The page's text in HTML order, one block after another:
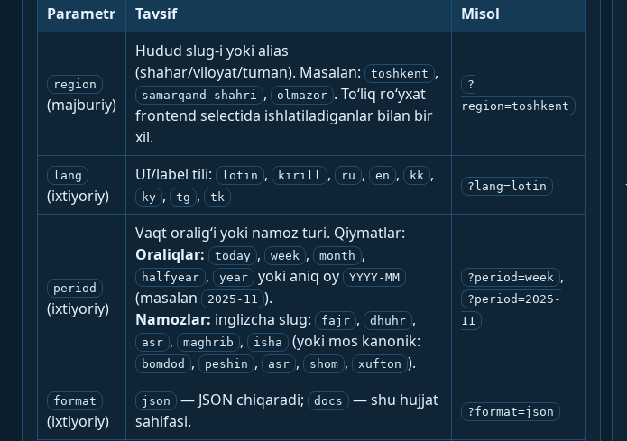
Parametr Tavsif Misol
region
(majburiy)
Hudud slug-i yoki alias
(shahar/viloyat/tuman). Masalan:
toshkent ,
samarqand-shahri , olmazor . To‘liq ro‘yxat
frontend selectida ishlatiladiganlar bilan bir
xil.
?
region=toshkent
lang
(ixtiyoriy)
UI/label tili: lotin , kirill , ru , en , kk ,
ky , tg , tk
?lang=lotin
period
(ixtiyoriy)
Vaqt oralig‘i yoki namoz turi. Qiymatlar:
Oraliqlar:
today , week , month ,
halfyear , year yoki aniq oy YYYY-MM
(masalan 2025-11 ).
Namozlar: inglizcha slug: fajr , dhuhr ,
asr , maghrib , isha (yoki mos kanonik:
bomdod , peshin , asr , shom , xufton ).
?period=week ,
?period=2025-
11
format
(ixtiyoriy)
json — JSON chiqaradi; docs
— shu hujjat
sahifasi.
?format=json